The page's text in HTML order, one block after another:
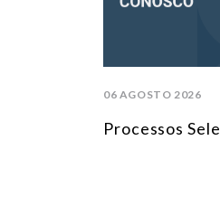
06 AGOSTO 2026
Processos